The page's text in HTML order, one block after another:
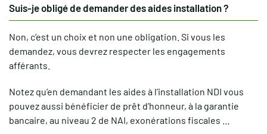
Suis-je obligé de demander des aides installation ?
Non, c’est un choix et non une obligation. Si vous les
demandez, vous devrez respecter les engagements
afférants.
Notez qu’en demandant les aides à l’installation NDI vous
pouvez aussi bénéficier de prêt d’honneur, à la garantie
bancaire, au niveau 2 de NAI, exonérations fiscales …